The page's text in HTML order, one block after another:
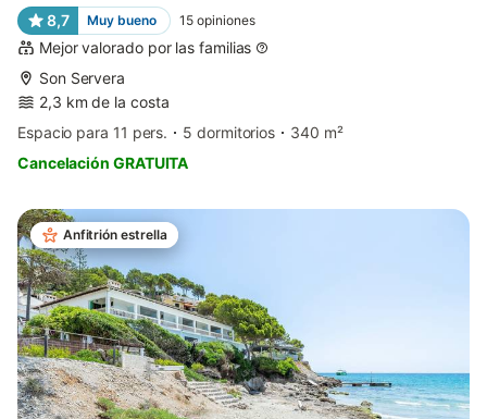
8,7 Muy bueno 15 opiniones
Mejor valorado por las familias
Son Servera
2,3 km de la costa
Espacio para 11 pers.
5 dormitorios
340 m²
Cancelación GRATUITA
Anfitrión estrella